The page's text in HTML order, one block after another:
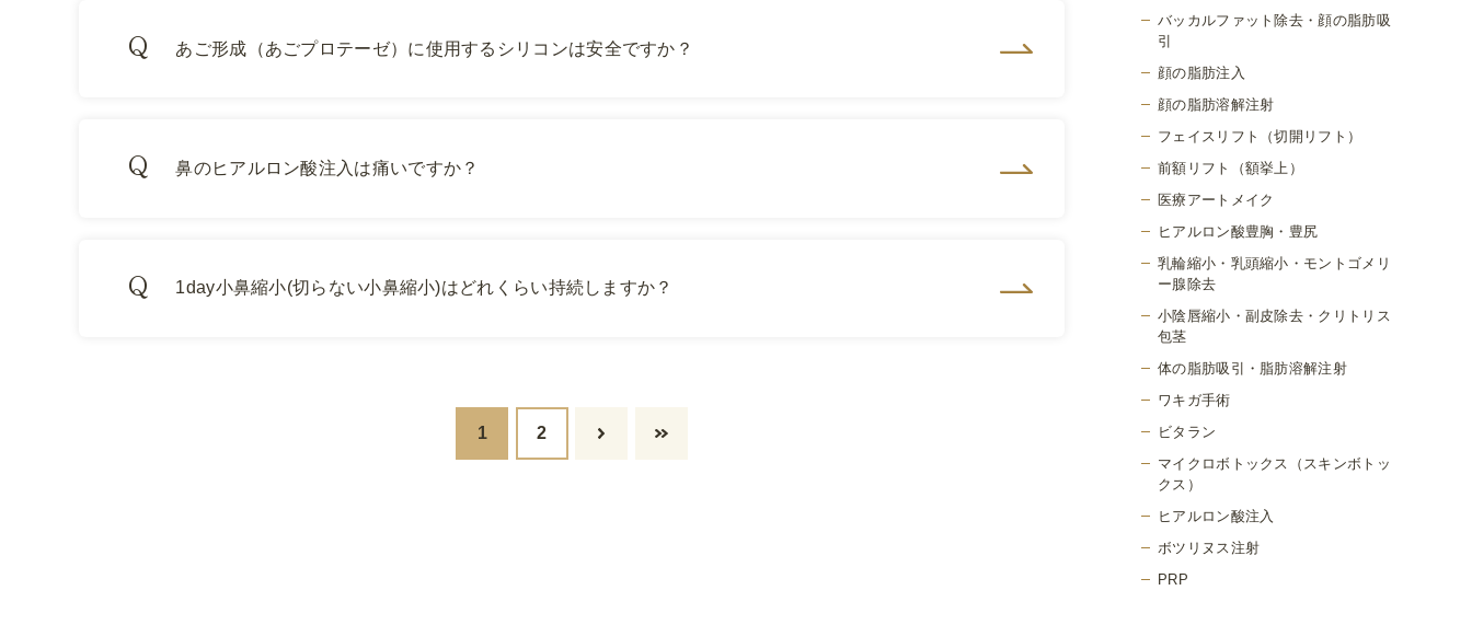
あご形成（あごプロテーゼ）に使用するシリコンは安全ですか？
鼻のヒアルロン酸注入は痛いですか？
1day小鼻縮小(切らない小鼻縮小)はどれくらい持続しますか？
1 2
バッカルファット除去・顔の脂肪吸
引
顔の脂肪注入
顔の脂肪溶解注射
フェイスリフト（切開リフト）
前額リフト（額挙上）
医療アートメイク
ヒアルロン酸豊胸・豊尻
乳輪縮小・乳頭縮小・モントゴメリ
ー腺除去
小陰唇縮小・副皮除去・クリトリス
包茎
体の脂肪吸引・脂肪溶解注射
ワキガ手術
ビタラン
マイクロボトックス（スキンボトッ
クス）
ヒアルロン酸注入
ボツリヌス注射
PRP